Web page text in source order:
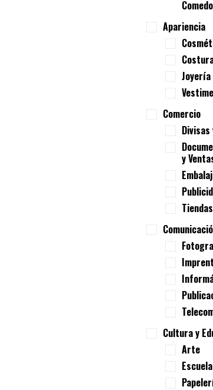
Apariencia
Comercio
Divisas
y
Tiendas
Cultura y
Arte
Escuela